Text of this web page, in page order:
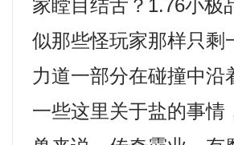
家瞠目结舌？1.76小极
似那些怪玩家那样只剩
力道一部分在碰撞中
一些这里关于盐的事情